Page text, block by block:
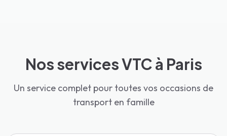
Nos services VTC à Paris
Un service complet pour toutes vos occasions de
transport en famille